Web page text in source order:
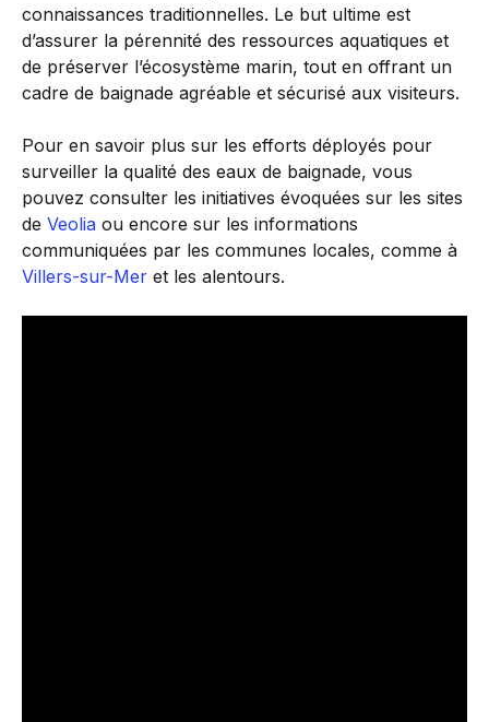
connaissances traditionnelles. Le but ultime est
d’assurer la pérennité des ressources aquatiques et
de préserver l’écosystème marin, tout en offrant un
cadre de baignade agréable et sécurisé aux visiteurs.
Pour en savoir plus sur les efforts déployés pour
surveiller la qualité des eaux de baignade, vous
pouvez consulter les initiatives évoquées sur les sites
de Veolia ou encore sur les informations
communiquées par les communes locales, comme à
Villers-sur-Mer et les alentours.